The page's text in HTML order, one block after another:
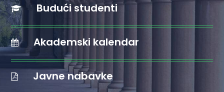
Budući studenti
Akademski kalendar
Javne nabavke